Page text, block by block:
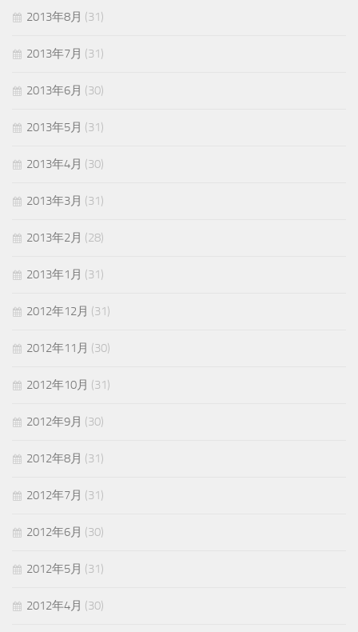
2013年8月 (31)
2013年7月 (31)
2013年6月 (30)
2013年5月 (31)
2013年4月 (30)
2013年3月 (31)
2013年2月 (28)
2013年1月 (31)
2012年12月 (31)
2012年11月 (30)
2012年10月 (31)
2012年9月 (30)
2012年8月 (31)
2012年7月 (31)
2012年6月 (30)
2012年5月 (31)
2012年4月 (30)